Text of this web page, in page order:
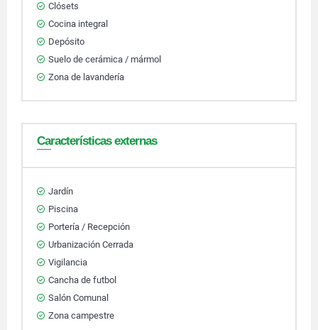
Clósets
Cocina integral
Depósito
Suelo de cerámica / mármol
Zona de lavandería
Características externas
Jardín
Piscina
Portería / Recepción
Urbanización Cerrada
Vigilancia
Cancha de futbol
Salón Comunal
Zona campestre